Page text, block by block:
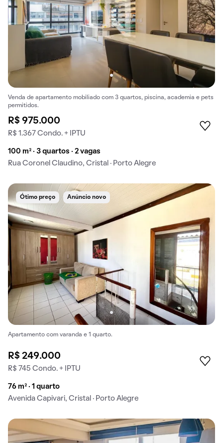
Venda de apartamento mobiliado com 3 quartos, piscina, academia e pets
permitidos.
R$ 975.000
R$ 1.367 Condo. + IPTU
100 m² · 3 quartos · 2 vagas
Rua Coronel Claudino, Cristal · Porto Alegre
Ótimo preço Anúncio novo
Apartamento com varanda e 1 quarto.
R$ 249.000
R$ 745 Condo. + IPTU
76 m² · 1 quarto
Avenida Capivari, Cristal · Porto Alegre